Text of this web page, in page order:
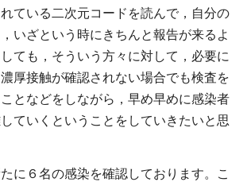
ている二次元コードを読んで，自分の
いざという時にきちんと報告が来るよ
ても，そういう方々に対して，必要に
厚接触が確認されない場合でも検査を
となどをしながら，早め早めに感染者
ていくということをしていきたいと思
に６名の感染を確認しております。こ